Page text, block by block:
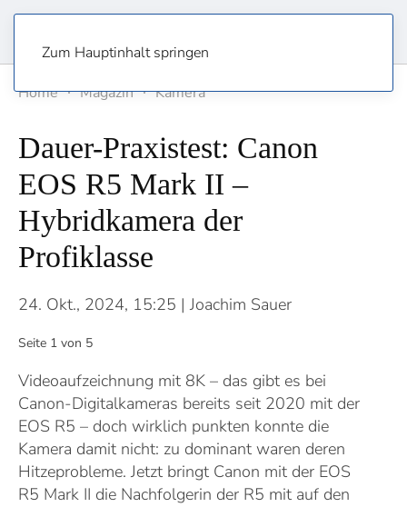
Zum Hauptinhalt springen
Home
Magazin Kamera
Dauer-Praxistest: Canon
EOS R5 Mark II –
Hybridkamera der
Profiklasse
24. Okt., 2024, 15:25 | Joachim Sauer
Seite 1 von 5
Videoaufzeichnung mit 8K – das gibt es bei
Canon-Digitalkameras bereits seit 2020 mit der
EOS R5 – doch wirklich punkten konnte die
Kamera damit nicht: zu dominant waren deren
Hitzeprobleme. Jetzt bringt Canon mit der EOS
R5 Mark II die Nachfolgerin der R5 mit auf den